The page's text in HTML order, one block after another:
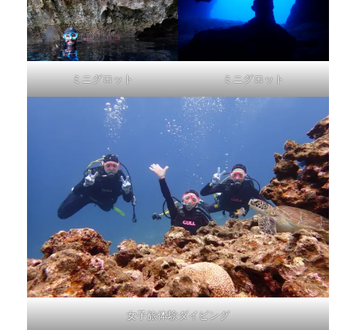
ミニグロット ミニグロット
女子旅体験ダイビング